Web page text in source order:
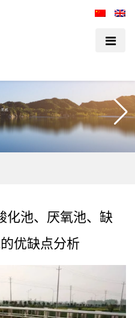
化池、厌氧池、缺
优缺点分析